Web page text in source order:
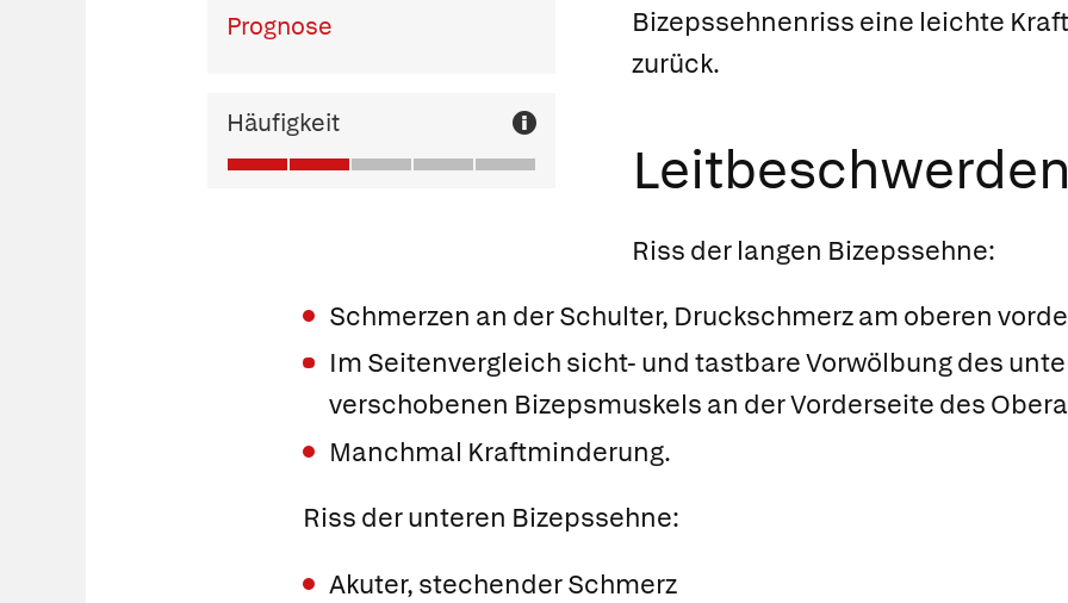
Prognose
Häufigkeit
Bizepssehnenriss eine leichte
zurück.
Riss der langen Bizepssehne:
Schmerzen an der Schulter, Druckschmerz am oberen
Im Seitenvergleich sicht- und tastbare Vorwölbung des
verschobenen Bizepsmuskels an der Vorderseite des
Manchmal Kraftminderung.
Riss der unteren Bizepssehne:
Akuter, stechender Schmerz